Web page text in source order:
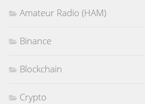
Amateur Radio (HAM)
Binance
Blockchain
Crypto